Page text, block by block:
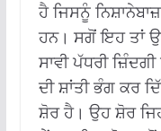
ਹੈ ਜਿਸਨੂੰ
ਹਨ। ਸਗੋਂ ਇਹ ਤਾਂ
ਸਾਵੀ ਪੱਧਰੀ
ਦੀ ਸ਼ਾਂਤੀ ਭੰਗ ਕਰ
ਸ਼ੋਰ ਹੈ। ਉਹ ਸ਼ੋਰ